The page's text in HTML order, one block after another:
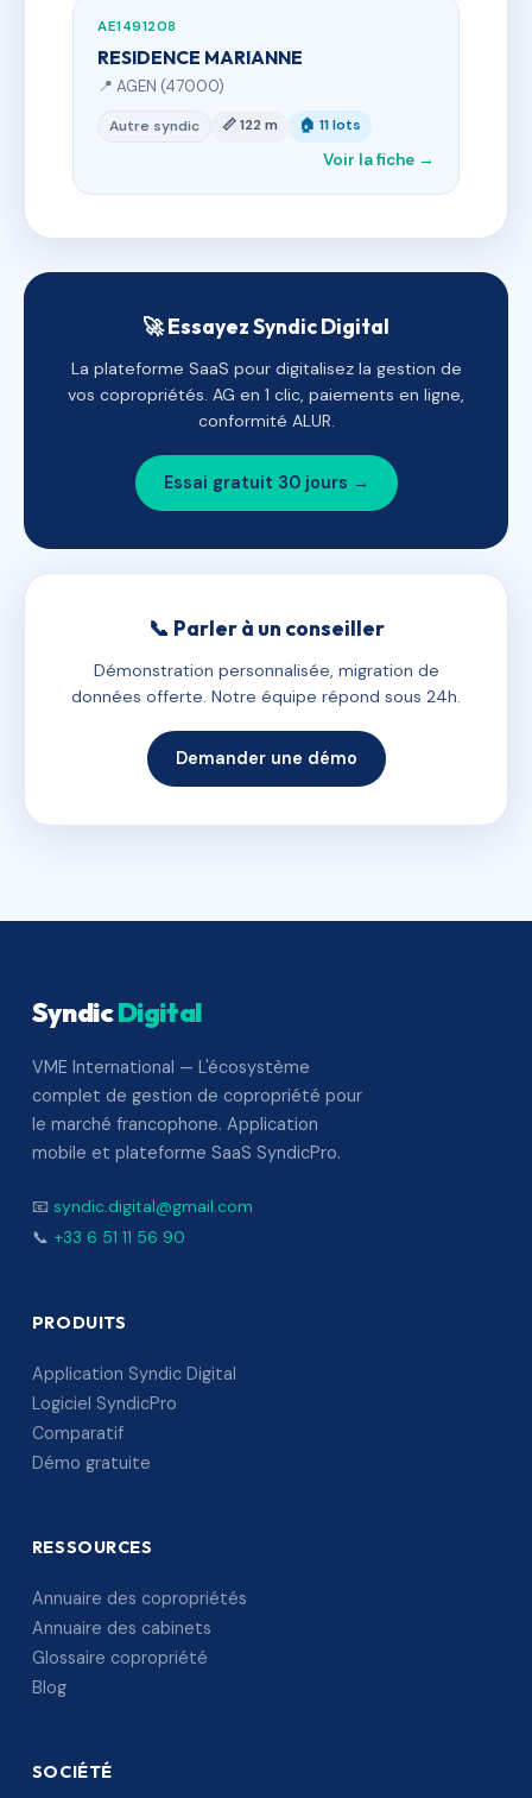
AE1491208
RESIDENCE MARIANNE
📍 AGEN (47000)
Autre syndic 📏 122 m 🏠 11 lots
Voir la fiche →
🚀 Essayez Syndic Digital
La plateforme SaaS pour digitalisez la gestion de
vos copropriétés. AG en 1 clic, paiements en ligne,
conformité ALUR.
Essai gratuit 30 jours →
📞 Parler à un conseiller
Démonstration personnalisée, migration de
données offerte. Notre équipe répond sous 24h.
Demander une démo
SyndicDigital
VME International — L'écosystème
complet de gestion de copropriété pour
le marché francophone. Application
mobile et plateforme SaaS SyndicPro.
📧 syndic.digital@gmail.com
📞 +33 6 51 11 56 90
PRODUITS
Application Syndic Digital
Logiciel SyndicPro
Comparatif
Démo gratuite
RESSOURCES
Annuaire des copropriétés
Annuaire des cabinets
Glossaire copropriété
Blog
SOCIÉTÉ